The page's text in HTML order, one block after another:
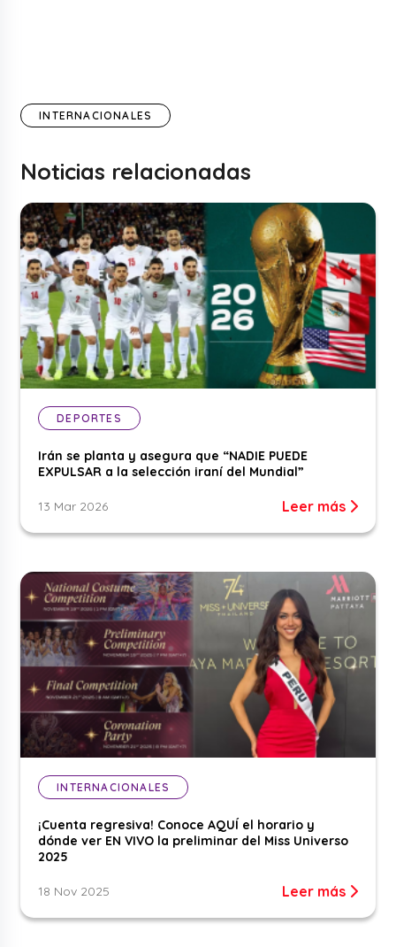
INTERNACIONALES
Noticias relacionadas
DEPORTES
Irán se planta y asegura que “NADIE PUEDE
EXPULSAR a la selección iraní del Mundial”
13 Mar 2026 Leer más
INTERNACIONALES
¡Cuenta regresiva! Conoce AQUÍ el horario y
dónde ver EN VIVO la preliminar del Miss Universo
2025
18 Nov 2025 Leer más